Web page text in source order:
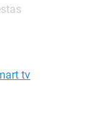
tv